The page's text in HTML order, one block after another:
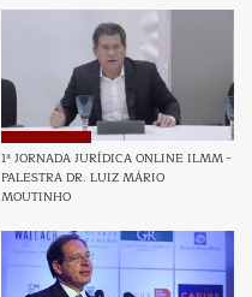
1ª JORNADA JURÍDICA ONLINE ILMM -
PALESTRA DR. LUIZ MÁRIO
MOUTINHO